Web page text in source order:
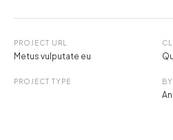
PROJECT URL
Metus vulputate eu
PROJECT TYPE BY